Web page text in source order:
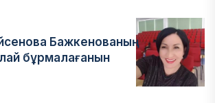
Бажкенованың
бұрмалағанын